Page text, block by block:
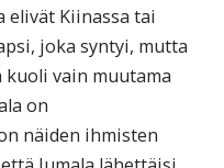
elivät Kiinassa tai
joka syntyi, mutta
vain muutama
on
näiden ihmisten